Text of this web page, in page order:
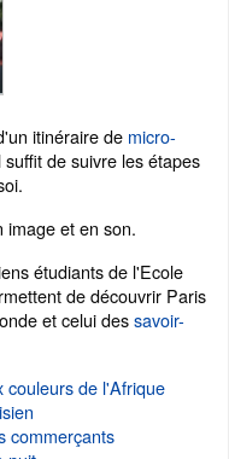
itinéraire de micro-
suffit de suivre les étapes
image et en son.
étudiants de l'Ecole
de découvrir Paris
et celui dessavoir-
couleurs de l'Afrique
commerçants